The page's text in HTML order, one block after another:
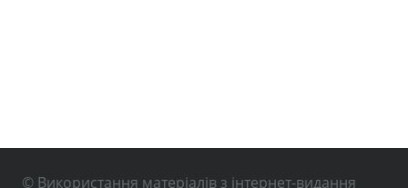
© Використання матеріалів з інтернет-видання